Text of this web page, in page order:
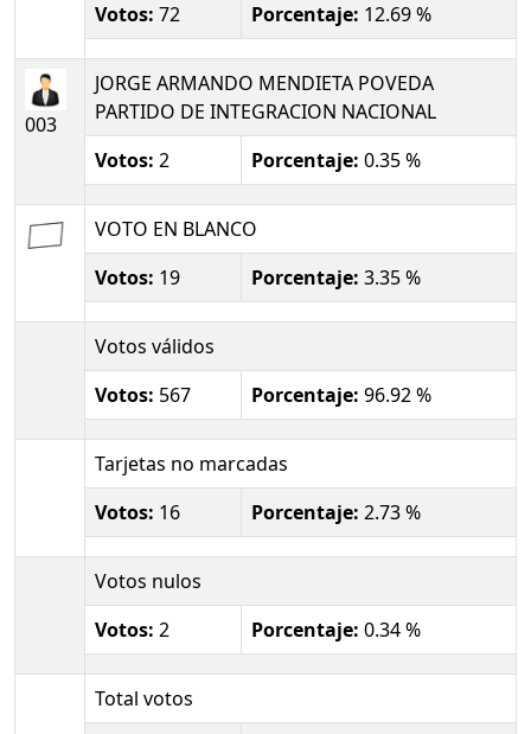
Votos: 72 Porcentaje: 12.69 %
003
JORGE ARMANDO MENDIETA POVEDA
PARTIDO DE INTEGRACION NACIONAL
Votos: 2 Porcentaje: 0.35 %
VOTO EN BLANCO
Votos: 19 Porcentaje: 3.35 %
Votos válidos
Votos: 567 Porcentaje: 96.92 %
Tarjetas no marcadas
Votos: 16 Porcentaje: 2.73 %
Votos nulos
Votos: 2 Porcentaje: 0.34 %
Total votos